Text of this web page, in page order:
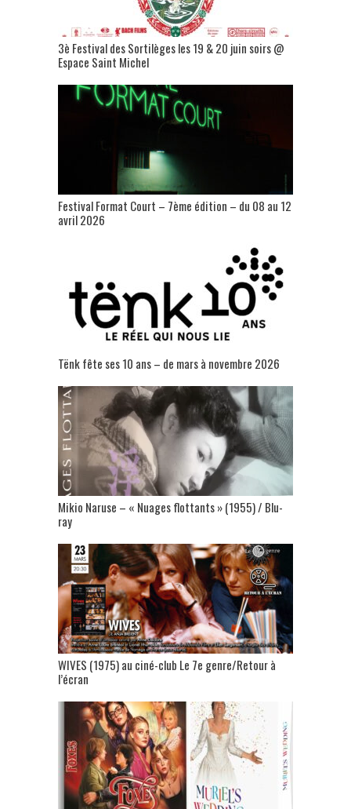
3è Festival des Sortilèges les 19 & 20 juin soirs @
Espace Saint Michel
Festival Format Court – 7ème édition – du 08 au 12
avril 2026
Tënk fête ses 10 ans – de mars à novembre 2026
Mikio Naruse – « Nuages flottants » (1955) / Blu-
ray
WIVES (1975) au ciné-club Le 7e genre/Retour à
l’écran